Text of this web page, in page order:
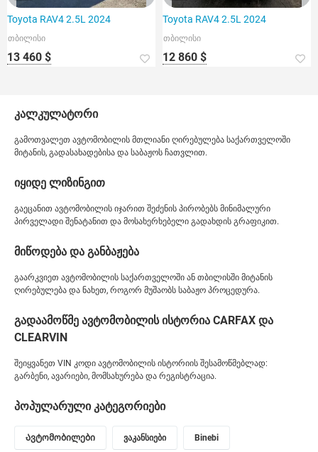
Toyota RAV4 2.5L 2024
თბილისი
13 460 $
Toyota RAV4 2.5L 2024
თბილისი
12 860 $
კალკულატორი
გამოთვალეთ ავტომობილის მთლიანი ღირებულება საქართველოში
მიტანის, გადასახადებისა და საბაჟოს ჩათვლით.
იყიდე ლიზინგით
გაეცანით ავტომობილის იჯარით შეძენის პირობებს მინიმალური
პირველადი შენატანით და მოსახერხებელი გადახდის გრაფიკით.
მიწოდება და განბაჟება
გაარკვიეთ ავტომობილის საქართველოში ან თბილისში მიტანის
ღირებულება და ნახეთ, როგორ მუშაობს საბაჟო პროცედურა.
გადაამოწმე ავტომობილის ისტორია CARFAX და
CLEARVIN
შეიყვანეთ VIN კოდი ავტომობილის ისტორიის შესამოწმებლად:
გარბენი, ავარიები, მომსახურება და რეგისტრაცია.
პოპულარული კატეგორიები
Ავტომობილები ვაკანსიები Binebi